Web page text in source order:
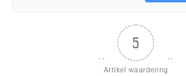
5
Artikel waardering